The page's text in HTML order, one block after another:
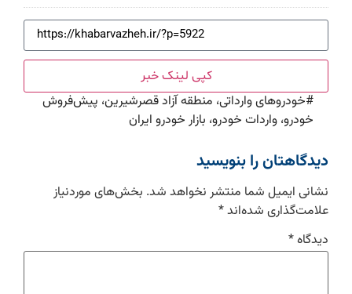
کپی لینک خبر
#خودروهای وارداتی، منطقه آزاد قصرشیرین، پیش‌فروش
خودرو، واردات خودرو، بازار خودرو ایران
دیدگاهتان را بنویسید
نشانی ایمیل شما منتشر نخواهد شد. بخش‌های موردنیاز
علامت‌گذاری شده‌اند*
دیدگاه*